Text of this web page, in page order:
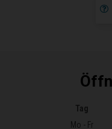
Öffnungszeiten
Tag
Mo - Fr